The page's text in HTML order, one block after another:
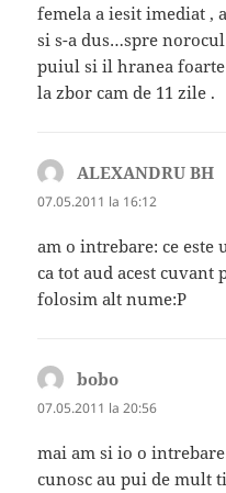
femela a iesit imediat ,
si s-a dus…spre
puiul si il hranea
la zbor cam de 11 zile .
ALEXANDRU BH
07.05.2011 la 16:12
am o intrebare: ce este
ca tot aud acest
folosim alt nume:P
bobo
07.05.2011 la 20:56
mai am si io o
cunosc au pui de mult